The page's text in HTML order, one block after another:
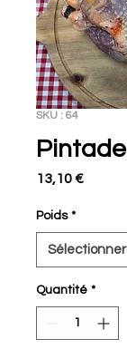
SKU : 64
Pintade
13,10 €Prix
Poids *
Quantité *